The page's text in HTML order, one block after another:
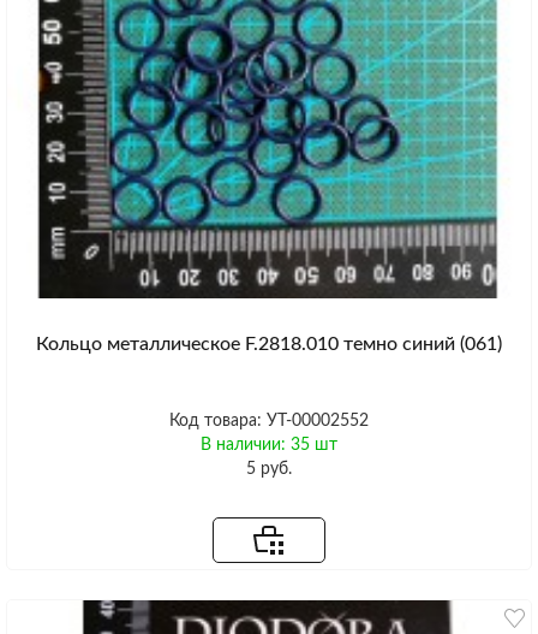
Кольцо металлическое F.2818.010 темно синий (061)
Код товара: УТ-00002552
В наличии: 35 шт
5 руб.